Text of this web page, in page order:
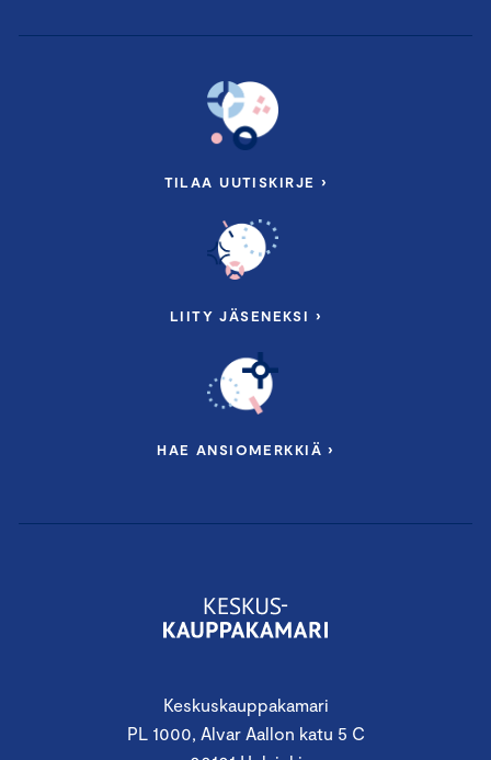
Keskuskauppakamari
PL 1000, Alvar Aallon katu 5 C
TILAA UUTISKIRJE ›
LIITY JÄSENEKSI ›
HAE ANSIOMERKKIÄ ›